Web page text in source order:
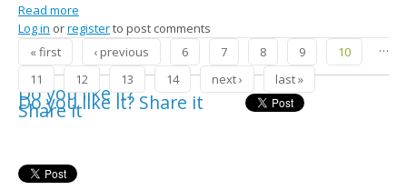
Read more
Log in orregisterto post comments
Pages
« first ‹ previous …
6 7 8 9
10
11
12 13 14 next › last »
Do you like it?
Share it
Do you like it? Share it